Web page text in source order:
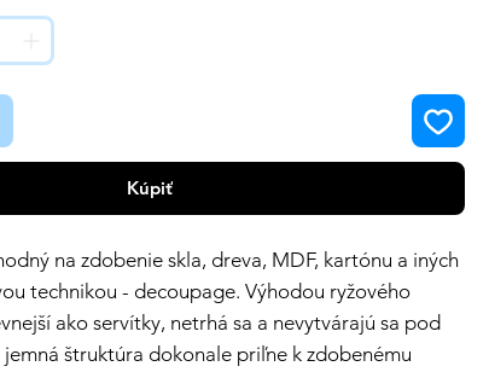
Kúpiť
na zdobenie skla, dreva, MDF, kartónu a iných
technikou - decoupage. Výhodou ryžového
ako servítky, netrhá sa a nevytvárajú sa pod
štruktúra dokonale priľne k zdobenému